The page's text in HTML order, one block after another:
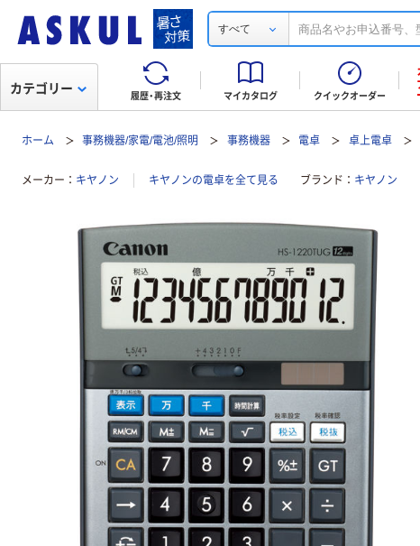
すべて
履歴・再注文 マイカタログ クイックオーダー
カテゴリー
ホーム 事務機器/家電/電池/照明 事務機器 電卓 卓上電卓
メーカー キヤノン キヤノンの電卓を全て見る ブランド キヤノン